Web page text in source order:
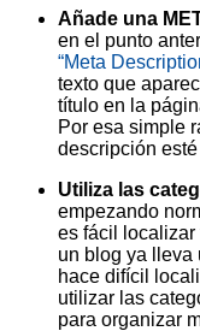
Añade una
en el punto
“Meta
texto que
título en la
Por esa simple
descripción
Utiliza las
empezando
es fácil
un blog ya lleva
hace difícil
utilizar las
para organizar